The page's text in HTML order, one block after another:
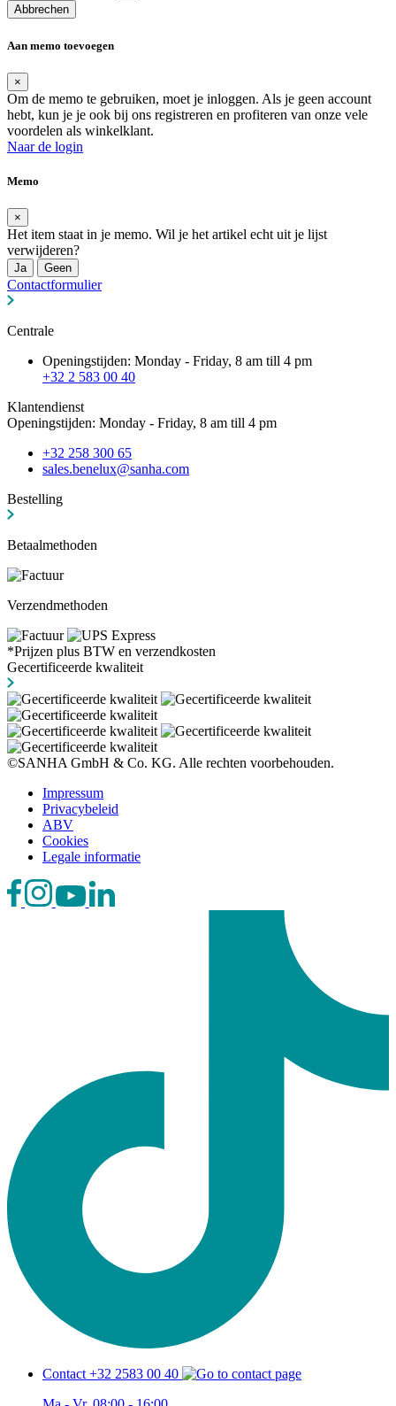
Abbrechen
Aan memo toevoegen
×
Om de memo te gebruiken, moet je inloggen. Als je geen account
hebt, kun je je ook bij ons registreren en profiteren van onze vele
voordelen als winkelklant.
Naar de login
Memo
×
Het item staat in je memo. Wil je het artikel echt uit je lijst
verwijderen?
Ja Geen
Contactformulier
Centrale
Openingstijden: Monday - Friday, 8 am till 4 pm
+32 2 583 00 40
Klantendienst
Openingstijden: Monday - Friday, 8 am till 4 pm
+32 258 300 65
sales.benelux@sanha.com
Bestelling
Betaalmethoden
Verzendmethoden
*Prijzen plus BTW en verzendkosten
Gecertificeerde kwaliteit
©SANHA GmbH & Co. KG. Alle rechten voorbehouden.
Impressum
Privacybeleid
ABV
Cookies
Legale informatie
Contact +32 2583 00 40